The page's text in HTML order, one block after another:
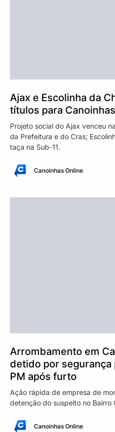
Ajax e Escolinha da
títulos para
Projeto social do Ajax venceu
da Prefeitura e do Cras;
taça na Sub-11.
Canoinhas Online
Arrombamento em
detido por segurança
PM após furto
Ação rápida de empresa de
detenção do suspeito no Bairro
Canoinhas Online